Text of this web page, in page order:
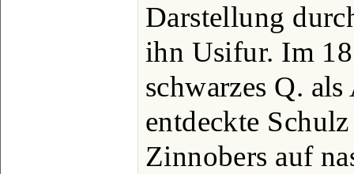
Darstellung
ihn Usifur. Im
schwarzes Q.
entdeckte
Zinnobers auf